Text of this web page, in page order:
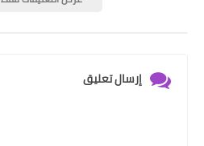
إرسال تعليق